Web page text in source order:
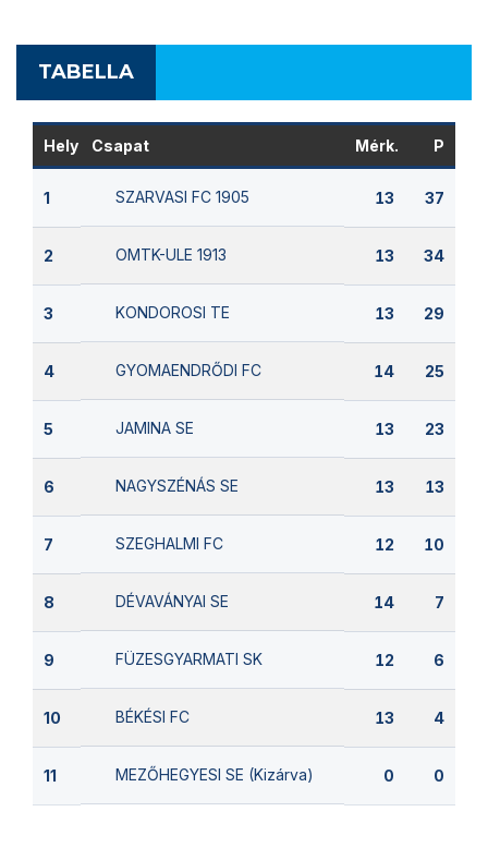
TABELLA
Hely Csapat Mérk. P
1 SZARVASI FC 1905 13 37
2 OMTK-ULE 1913 13 34
3 KONDOROSI TE 13 29
4 GYOMAENDRŐDI FC 14 25
5 JAMINA SE 13 23
6 NAGYSZÉNÁS SE 13 13
7 SZEGHALMI FC 12 10
8 DÉVAVÁNYAI SE 14 7
9 FÜZESGYARMATI SK 12 6
10 BÉKÉSI FC 13 4
11 MEZŐHEGYESI SE (Kizárva) 0 0